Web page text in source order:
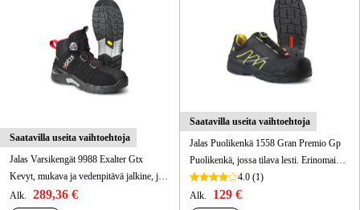
Saatavilla useita vaihtoehtoja
Jalas Varsikengät 9988 Exalter Gtx
Alk.
289,36 €
Saatavilla useita vaihtoehtoja
Jalas Puolikenkä 1558 Gran Premio Gp
4.0 (1)
Alk.
129 €